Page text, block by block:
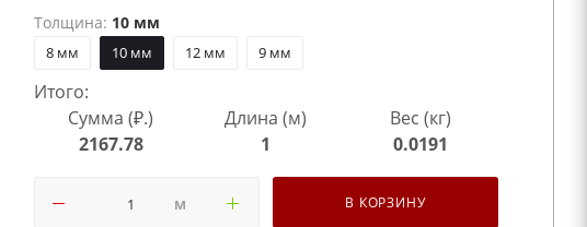
Толщина: 10 мм
8 мм 10 мм 12 мм 9 мм
Итого:
Сумма (₽.)
2167.78
Длина (м)
1
Вес (кг)
0.0191
м В КОРЗИНУ